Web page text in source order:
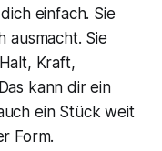
einfach. Sie
ausmacht. Sie
Kraft,
kann dir ein
ein Stück weit
Form.